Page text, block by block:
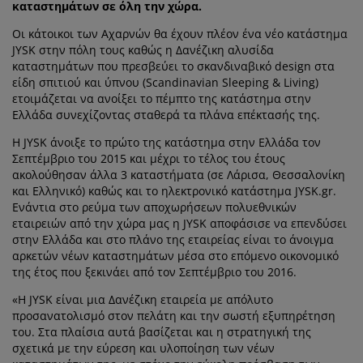
υπνοδωματίου
κρεβατιών
κρεβατιού
κρεβατιού
στρώματα
κρεβάτια
επίπλων
εξωτερικού χώρου
σπιτιού
δωμάτιο
πλυντηρίου
καταστημάτων σε όλη την χώρα.
Οι κάτοικοι των Αχαρνών θα έχουν πλέον ένα νέο κατάστημα
JYSK στην πόλη τους καθώς η Δανέζικη αλυσίδα
καταστημάτων που πρεσβεύει το σκανδιναβικό design στα
είδη σπιτιού και ύπνου (Scandinavian Sleeping & Living)
ετοιμάζεται να ανοίξει το πέμπτο της κατάστημα στην
Ελλάδα συνεχίζοντας σταθερά τα πλάνα επέκτασής της.
Η JYSK άνοιξε το πρώτο της κατάστημα στην Ελλάδα τον
Σεπτέμβριο του 2015 και μέχρι το τέλος του έτους
ακολούθησαν άλλα 3 καταστήματα (σε Λάρισα, Θεσσαλονίκη
και Ελληνικό) καθώς και το ηλεκτρονικό κατάστημα JYSK.gr.
Ενάντια στο ρεύμα των αποχωρήσεων πολυεθνικών
εταιρειών από την χώρα μας η JYSK αποφάσισε να επενδύσει
στην Ελλάδα και στο πλάνο της εταιρείας είναι το άνοιγμα
αρκετών νέων καταστημάτων μέσα στο επόμενο οικονομικό
της έτος που ξεκινάει από τον Σεπτέμβριο του 2016.
«Η JYSK είναι μια Δανέζικη εταιρεία με απόλυτο
προσανατολισμό στον πελάτη και την σωστή εξυπηρέτηση
του. Στα πλαίσια αυτά βασίζεται και η στρατηγική της
σχετικά με την εύρεση και υλοποίηση των νέων